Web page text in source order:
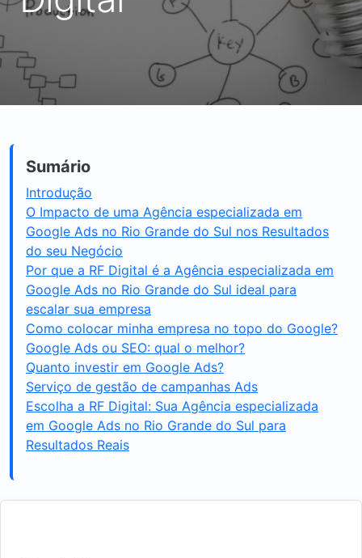
Sumário
Introdução
O Impacto de uma Agência especializada em
Google Ads no Rio Grande do Sul nos Resultados
do seu Negócio
Por que a RF Digital é a Agência especializada em
Google Ads no Rio Grande do Sul ideal para
escalar sua empresa
Como colocar minha empresa no topo do Google?
Google Ads ou SEO: qual o melhor?
Quanto investir em Google Ads?
Serviço de gestão de campanhas Ads
Escolha a RF Digital: Sua Agência especializada
em Google Ads no Rio Grande do Sul para
Resultados Reais